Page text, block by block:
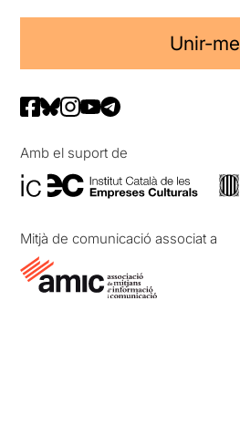
Unir-me
Amb el suport de
Mitjà de comunicació associat a